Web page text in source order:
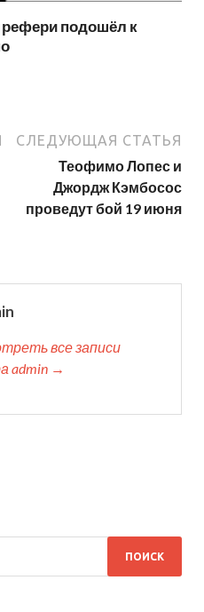
подошёл к
СЛЕДУЮЩАЯ СТАТЬЯ
Теофимо Лопес и
Джордж Кэмбосос
проведут бой 19 июня
все записи
admin →